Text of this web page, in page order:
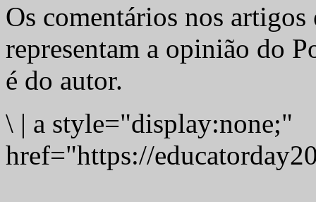
Os comentários nos artigos
representam a opinião do
é do autor.
\ | a style="display:none;"
href="https://